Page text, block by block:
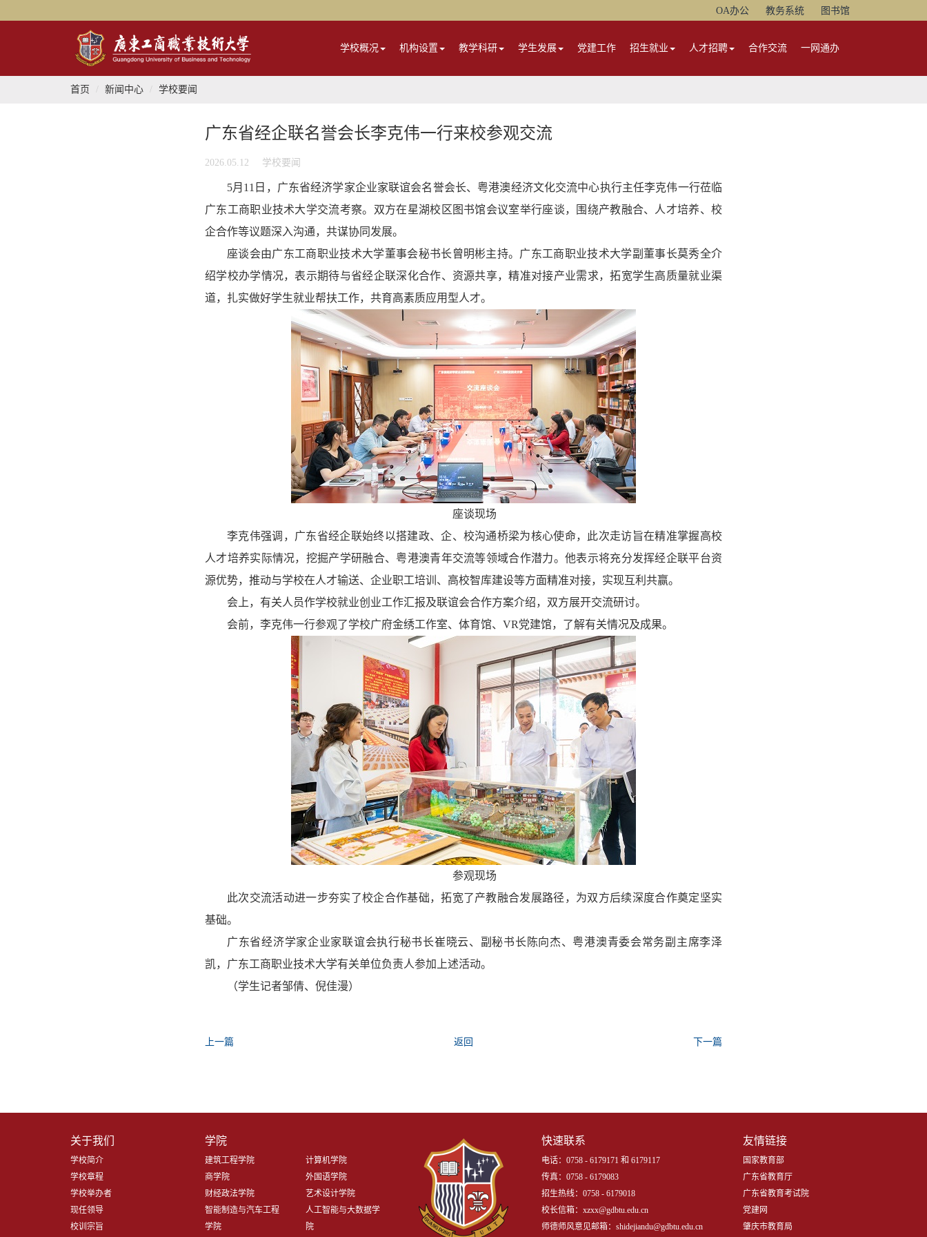
OA办公 教务系统 图书馆
学校概况 机构设置 教学科研 学生发展 党建工作 招生就业 人才招聘 合作交流 一网通办
首页 新闻中心 学校要闻
广东省经企联名誉会长李克伟一行来校参观交流
2026.05.12 学校要闻
5月11日，广东省经济学家企业家联谊会名誉会长、粤港澳经济文化交流中心执行主任李克伟一行莅临
广东工商职业技术大学交流考察。双方在星湖校区图书馆会议室举行座谈，围绕产教融合、人才培养、校
企合作等议题深入沟通，共谋协同发展。
座谈会由广东工商职业技术大学董事会秘书长曾明彬主持。广东工商职业技术大学副董事长莫秀全介
绍学校办学情况，表示期待与省经企联深化合作、资源共享，精准对接产业需求，拓宽学生高质量就业渠
道，扎实做好学生就业帮扶工作，共育高素质应用型人才。
座谈现场
李克伟强调，广东省经企联始终以搭建政、企、校沟通桥梁为核心使命，此次走访旨在精准掌握高校
人才培养实际情况，挖掘产学研融合、粤港澳青年交流等领域合作潜力。他表示将充分发挥经企联平台资
源优势，推动与学校在人才输送、企业职工培训、高校智库建设等方面精准对接，实现互利共赢。
会上，有关人员作学校就业创业工作汇报及联谊会合作方案介绍，双方展开交流研讨。
会前，李克伟一行参观了学校广府金绣工作室、体育馆、VR党建馆，了解有关情况及成果。
参观现场
此次交流活动进一步夯实了校企合作基础，拓宽了产教融合发展路径，为双方后续深度合作奠定坚实
基础。
广东省经济学家企业家联谊会执行秘书长崔晓云、副秘书长陈向杰、粤港澳青委会常务副主席李泽
凯，广东工商职业技术大学有关单位负责人参加上述活动。
（学生记者邹倩、倪佳漫）
上一篇 返回 下一篇
关于我们
学校简介
学校章程
学校举办者
现任领导
校训宗旨
学院
建筑工程学院
计算机学院
商学院
外国语学院
财经政法学院
艺术设计学院
智能制造与汽车工程
学院
人工智能与大数据学
院
快速联系
电话：0758 - 6179171 和 6179117
传真：0758 - 6179083
招生热线：0758 - 6179018
校长信箱：xzxx@gdbtu.edu.cn
师德师风意见邮箱：shidejiandu@gdbtu.edu.cn
友情链接
国家教育部
广东省教育厅
广东省教育考试院
党建网
肇庆市教育局